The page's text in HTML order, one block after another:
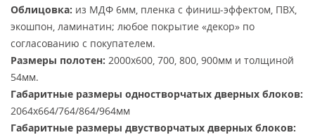
Облицовка: из МДФ 6мм, пленка с финиш-эффектом, ПВХ,
экошпон, ламинатин; любое покрытие «декор» по
согласованию с покупателем.
Размеры полотен: 2000х600, 700, 800, 900мм и толщиной
54мм.
Габаритные размеры одностворчатых дверных блоков:
2064х664/764/864/964мм
Габаритные размеры двустворчатых дверных блоков: